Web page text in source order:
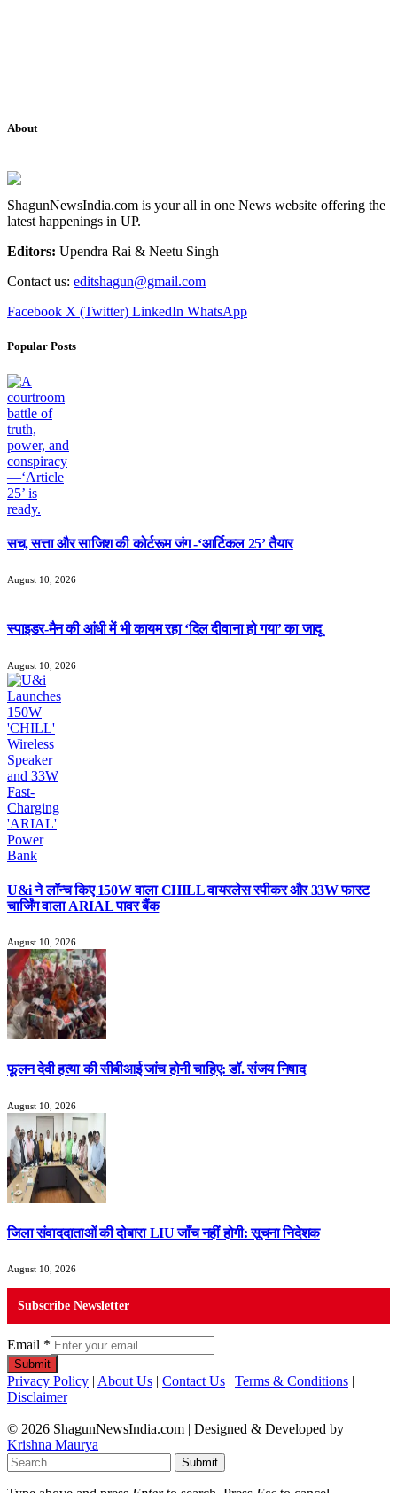
About
ShagunNewsIndia.com is your all in one News website offering the
latest happenings in UP.
Editors: Upendra Rai & Neetu Singh
Contact us: editshagun@gmail.com
Facebook X (Twitter) LinkedIn WhatsApp
Popular Posts
सच, सत्ता और साजिश की कोर्टरूम जंग -‘आर्टिकल 25’ तैयार
August 10, 2026
स्पाइडर-मैन की आंधी में भी कायम रहा ‘दिल दीवाना हो गया’ का जादू
August 10, 2026
U&i ने लॉन्च किए 150W वाला CHILL वायरलेस स्पीकर और 33W फास्ट
चार्जिंग वाला ARIAL पावर बैंक
August 10, 2026
फूलन देवी हत्या की सीबीआई जांच होनी चाहिए: डॉ. संजय निषाद
August 10, 2026
जिला संवाददाताओं की दोबारा LIU जाँच नहीं होगी: सूचना निदेशक
August 10, 2026
Subscribe Newsletter
Email *
Submit
Privacy Policy | About Us | Contact Us | Terms & Conditions |
Disclaimer
© 2026 ShagunNewsIndia.com | Designed & Developed by
Krishna Maurya
Submit